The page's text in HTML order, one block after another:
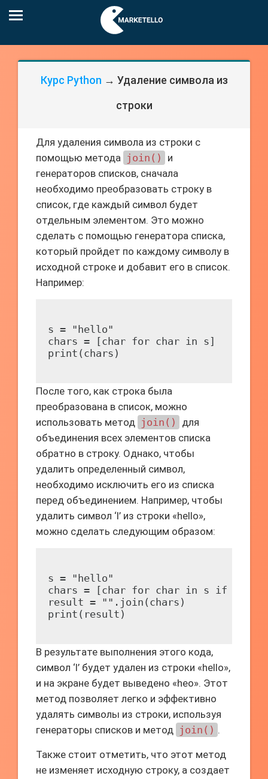
Курс Python → Удаление символа из
строки
Для удаления символа из строки с
помощью метода join()
и
генераторов списков, сначала
необходимо преобразовать строку в
список, где каждый символ будет
отдельным элементом. Это можно
сделать с помощью генератора списка,
который пройдет по каждому символу в
исходной строке и добавит его в список.
Например:
s = "hello"
chars = [char for char in s]
После того, как строка была
преобразована в список, можно
использовать метод join()
для
объединения всех элементов списка
обратно в строку. Однако, чтобы
удалить определенный символ,
необходимо исключить его из списка
перед объединением. Например, чтобы
удалить символ ‘l’ из строки «hello»,
можно сделать следующим образом:
s = "hello"
chars = [char for char in s if
result = "".join(chars)
В результате выполнения этого кода,
символ ‘l’ будет удален из строки «hello»,
и на экране будет выведено «heo». Этот
метод позволяет легко и эффективно
удалять символы из строки, используя
генераторы списков и метод join() .
Также стоит отметить, что этот метод
не изменяет исходную строку, а создает